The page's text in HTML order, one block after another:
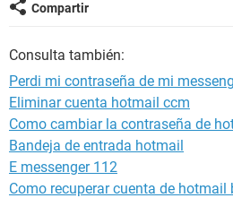
Compartir
Consulta también:
Perdi mi contraseña de mi
Eliminar cuenta hotmail ccm
Como cambiar la contraseña de
Bandeja de entrada hotmail
E messenger 112
Como recuperar cuenta de hotmail